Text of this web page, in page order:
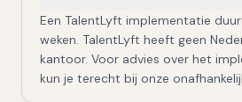
Een TalentLyft implementatie
weken. TalentLyft heeft geen
kantoor. Voor advies over het
kun je terecht bij onze